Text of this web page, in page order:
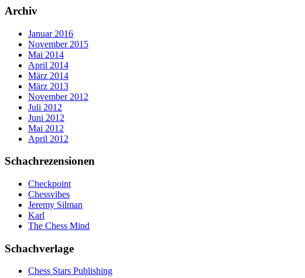
Archiv
Januar 2016
November 2015
Mai 2014
April 2014
März 2014
März 2013
November 2012
Juli 2012
Juni 2012
Mai 2012
April 2012
Schachrezensionen
Checkpoint
Chessvibes
Jeremy Silman
Karl
The Chess Mind
Schachverlage
Chess Stars Publishing